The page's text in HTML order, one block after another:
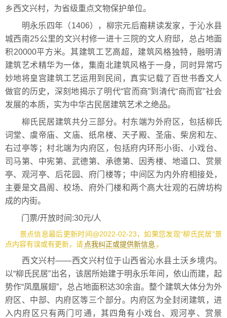
乡西文兴村，为省级重点文物保护单位。
明永乐四年（1406），柳宗元后裔耕读发家，于沁水县
城西南25公里的文兴村修一进十三院的文人府邸，总占地面
积20000平方米。其建筑工艺高超，建筑风格独特，融明清
建筑艺术精华为一体，集南北建筑风格于一身，同时异常巧
妙地将皇宫建筑工艺运用到民间，真实记载了百世书香文人
做官的历史，深刻地揭示了明代“官而商”到清代“商而官”社会
发展的本质，实为中华古民居建筑艺术之绝品。
柳氏民居建筑共分三部分。村东端为外府区，包括柳氏
词堂、虞帝庙、文庙、纸帛楼、天子殿、圣庙、柴房和左、
右过亭等；村北端为内府区，包括府内环形小街、小戏台、
司马第、中宪第、武德第、承德第、因秀楼、地道口、赏景
亭、观河亭、后花园、府门楼等；中间区为内外府相接处，
主要是文昌阁、校场、府外门楼和两个高大壮观的石牌坊构
成的内街。
门票/开放时间:30元/人
景点信息最后更新时间@2022-02-23，如果您发现“柳氏民居”景
点内容有误或有更新，请 点我纠正或提供新信息。
西文兴村——西文兴村位于山西省沁水县土沃乡境内。
以“柳氏民居”出名，该居所始建于明永乐年间，依山而建，起
势作“凤凰展翅”，总占地面积达30余亩。整个建筑大体分为外
府区、中部、内府区等三个部分。内府区为全封闭建筑，进
入内府区只有两门可通，其四角有小戏台、观河亭、赏景